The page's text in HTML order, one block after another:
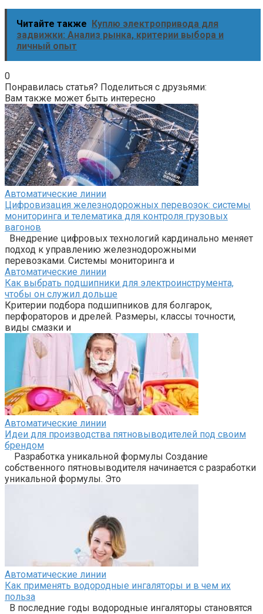
Читайте также Куплю электропривода для
задвижки: Анализ рынка, критерии выбора и
личный опыт
0
Понравилась статья? Поделиться с друзьями:
Вам также может быть интересно
Автоматические линии
Цифровизация железнодорожных перевозок: системы
мониторинга и телематика для контроля грузовых
вагонов
Внедрение цифровых технологий кардинально меняет
подход к управлению железнодорожными
перевозками. Системы мониторинга и
Автоматические линии
Как выбрать подшипники для электроинструмента,
чтобы он служил дольше
Критерии подбора подшипников для болгарок,
перфораторов и дрелей. Размеры, классы точности,
виды смазки и
Автоматические линии
Идеи для производства пятновыводителей под своим
брендом
Разработка уникальной формулы Создание
собственного пятновыводителя начинается с разработки
уникальной формулы. Это
Автоматические линии
Как применять водородные ингаляторы и в чем их
польза
В последние годы водородные ингаляторы становятся